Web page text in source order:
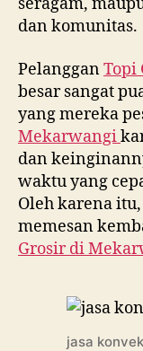
dan komunitas.
PelangganTopi
besar sangat
yang mereka
Mekarwangi
dan
waktu yang
Oleh karena
memesan
Grosir di
jasa